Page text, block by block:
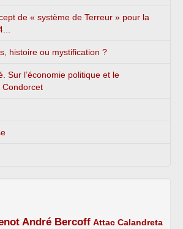
de « système de Terreur » pour la
histoire ou mystification ?
Sur l’économie politique et le
Condorcet
André Bercoff Attac Calandreta